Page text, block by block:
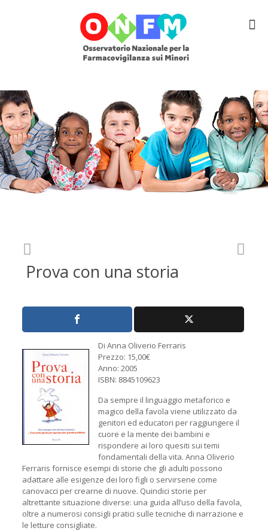
Prova con una storia
Di Anna Oliverio Ferraris
Prezzo: 15,00€
Anno: 2005
ISBN: 8845109623
Da sempre il linguaggio metaforico e
magico della favola viene utilizzato da
genitori ed educatori per raggiungere il
cuore e la mente dei bambini e
rispondere ai loro quesiti sui temi
fondamentali della vita. Anna Oliverio
Ferraris fornisce esempi di storie che gli adulti possono
adattare alle esigenze dei loro figli o servirsene come
canovacci per crearne di nuove. Quindici storie per
altrettante situazione diverse: una guida all’uso della favola,
oltre a numerosi consigli pratici sulle tecniche di narrazione e
le letture consigliate.